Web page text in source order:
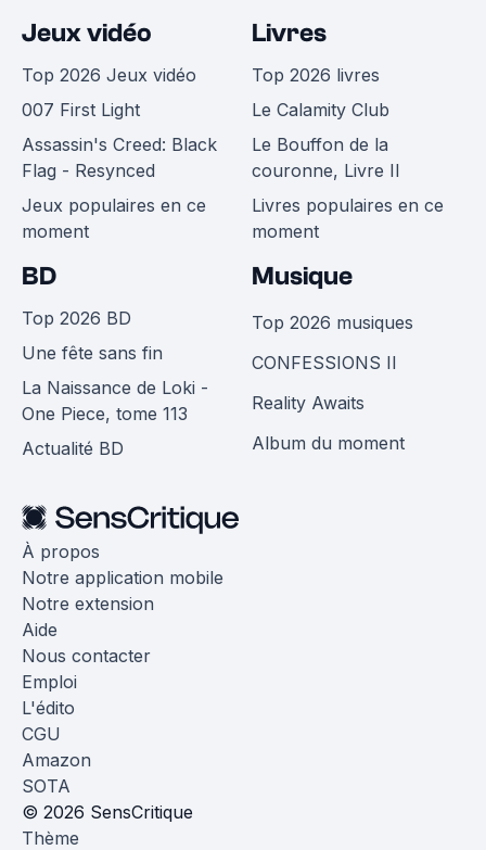
Jeux vidéo
Top 2026 Jeux vidéo
007 First Light
Assassin's Creed: Black
Flag - Resynced
Jeux populaires en ce
moment
Livres
Top 2026 livres
Le Calamity Club
Le Bouffon de la
couronne, Livre II
Livres populaires en ce
moment
BD
Top 2026 BD
Une fête sans fin
La Naissance de Loki -
One Piece, tome 113
Actualité BD
Musique
Top 2026 musiques
CONFESSIONS II
Reality Awaits
Album du moment
À propos
Notre application mobile
Notre extension
Aide
Nous contacter
Emploi
L'édito
CGU
Amazon
SOTA
© 2026 SensCritique
Thème